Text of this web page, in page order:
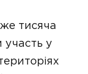
тисяча
участь у